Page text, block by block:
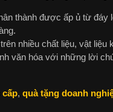
thành được ấp ủ từ đáy
nhiều chất liệu, vật liệu
văn hóa với những lời
cấp, quà tặng doanh